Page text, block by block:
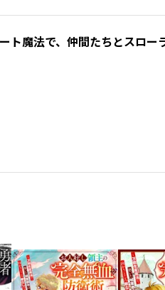
ト魔法で、仲間たちとスロー